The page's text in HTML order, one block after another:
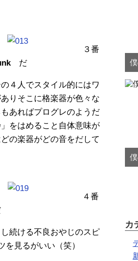
３番
だ
４人でスタイル的にはワ
りそこに格楽器が色々な
あればプログレのようだ
をはめること自体意味が
の楽器がどの音をだして
４番
続ける不良おやじのスピ
見るがいい（笑）
カ